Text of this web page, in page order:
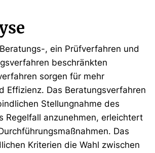
, ein Prüfverfahren und
beschränkten
sorgen für mehr
Effizienz. Das Beratungsverfahren
Stellungnahme des
Regelfall anzunehmen, erleichtert
Das
Kriterien die Wahl zwischen